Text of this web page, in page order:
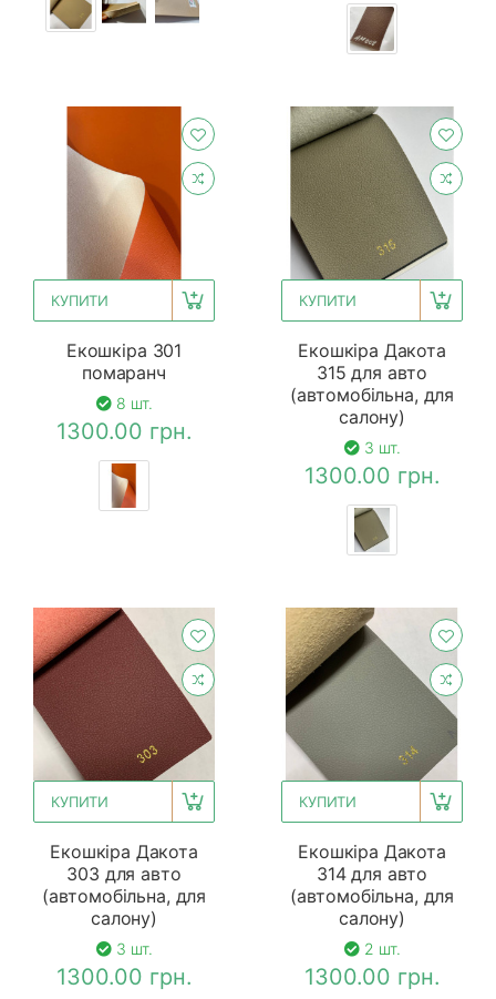
КУПИТИ
Екошкіра 301
помаранч
8 шт.
1300.00 грн.
КУПИТИ
Екошкіра Дакота
315 для авто
(автомобільна, для
салону)
3 шт.
1300.00 грн.
КУПИТИ
Екошкіра Дакота
303 для авто
(автомобільна, для
салону)
3 шт.
1300.00 грн.
КУПИТИ
Екошкіра Дакота
314 для авто
(автомобільна, для
салону)
2 шт.
1300.00 грн.